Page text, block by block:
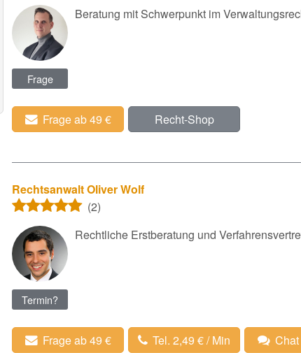
Frage
Frage ab 49 € Recht-Shop
Beratung mit Schwerpunkt im
Rechtsanwalt Oliver Wolf
(2)
Termin?
Frage ab 49 € Tel. 2,49 € / Min
Rechtliche Erstberatung und